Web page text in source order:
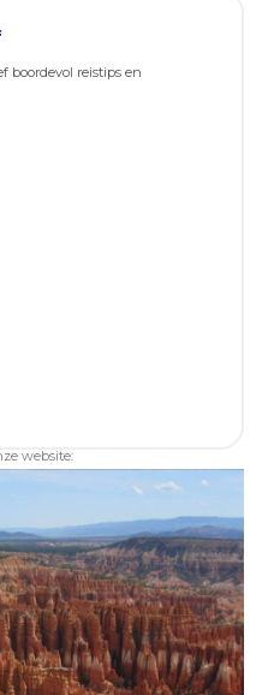
boordevol reistips en
website: